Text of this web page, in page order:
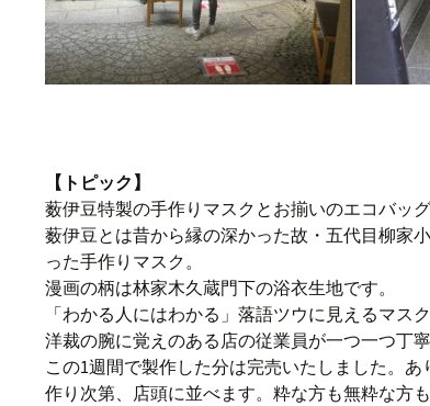
【トピック】
薮伊豆特製の手作りマスクとお揃いのエコバッ
薮伊豆とは昔から縁の深かった故・五代目柳家
った手作りマスク。
漫画の柄は林家木久蔵門下の浴衣生地です。
「わかる人にはわかる」落語ツウに見えるマス
洋裁の腕に覚えのある店の従業員が一つ一つ丁寧
この1週間で製作した分は完売いたしました。あ
作り次第、店頭に並べます。粋な方も無粋な方